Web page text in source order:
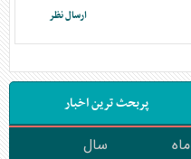
پربحث ترین اخبار
ماه سال